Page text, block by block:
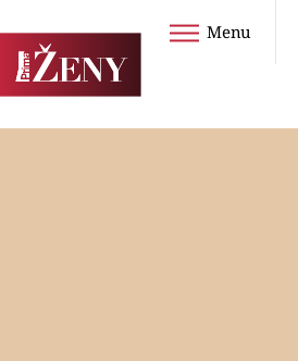
Menu